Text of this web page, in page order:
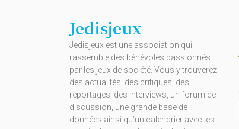
Jedisjeux
Jedisjeux est une association qui
rassemble des bénévoles passionnés
par les jeux de société. Vous y trouverez
des actualités, des critiques, des
reportages, des interviews, un forum de
discussion, une grande base de
données ainsi qu’un calendrier avec les